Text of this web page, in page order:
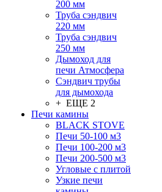
200 мм
Труба сэндвич
220 мм
Труба сэндвич
250 мм
Дымоход для
печи Атмосфера
Сэндвич трубы
для дымохода
+ ЕЩЕ 2
Печи камины
BLACK STOVE
Печи 50-100 м3
Печи 100-200 м3
Печи 200-500 м3
Угловые с плитой
Узкие печи